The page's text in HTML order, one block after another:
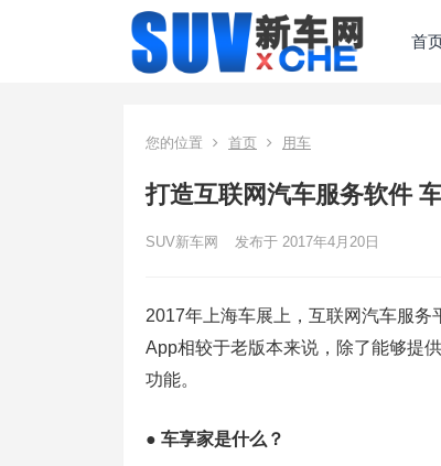
首
您的位置 首页 用车
打造互联网汽车服务软件
SUV新车网 发布于 2017年4月20日
2017年上海车展上，互联网汽车服
App相较于老版本来说，除了能够提
功能。
● 车享家是什么？